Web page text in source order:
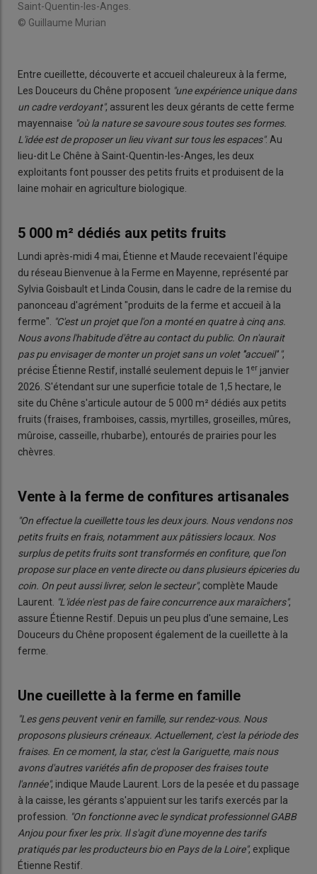
Saint-Quentin-les-Anges.
© Guillaume Murian
Entre cueillette, découverte et accueil chaleureux à la ferme,
Les Douceurs du Chêne proposent "une expérience unique dans
un cadre verdoyant", assurent les deux gérants de cette ferme
mayennaise "où la nature se savoure sous toutes ses formes.
L'idée est de proposer un lieu vivant sur tous les espaces". Au
lieu-dit Le Chêne à Saint-Quentin-les-Anges, les deux
exploitants font pousser des petits fruits et produisent de la
laine mohair en agriculture biologique.
5 000 m² dédiés aux petits fruits
Lundi après-midi 4 mai, Étienne et Maude recevaient l'équipe
du réseau Bienvenue à la Ferme en Mayenne, représenté par
Sylvia Goisbault et Linda Cousin, dans le cadre de la remise du
panonceau d'agrément "produits de la ferme et accueil à la
ferme". "C'est un projet que l'on a monté en quatre à cinq ans.
Nous avons l'habitude d'être au contact du public. On n'aurait
pas pu envisager de monter un projet sans un volet '''accueil'' ",
précise Étienne Restif, installé seulement depuis le 1 er janvier
2026. S'étendant sur une superficie totale de 1,5 hectare, le
site du Chêne s'articule autour de 5 000 m² dédiés aux petits
fruits (fraises, framboises, cassis, myrtilles, groseilles, mûres,
mûroise, casseille, rhubarbe), entourés de prairies pour les
chèvres.
Vente à la ferme de confitures artisanales
"On effectue la cueillette tous les deux jours. Nous vendons nos
petits fruits en frais, notammentaux pâtissiers locaux. Nos
surplus de petits fruits sont transformés en confiture, que l'on
propose sur place en vente directe oudans plusieurs épiceries du
coin . On peut aussi livrer, selon le secteur", complète Maude
Laurent. "L'idée n'est pas de faire concurrence aux maraîchers",
assure Étienne Restif. Depuis un peu plus d'une semaine, Les
Douceurs du Chêne proposent également de la cueillette à la
ferme.
Une cueillette à la ferme en famille
"Les gens peuvent venir en famille, sur rendez-vous. Nous
proposons plusieurs créneaux. Actuellement, c'est la période des
fraises. En ce moment, la star, c'est la Gariguette, mais nous
avons d'autres variétés afin de proposer des fraises toute
l'année", indique Maude Laurent. Lors de la pesée et du passage
à la caisse, les gérants s'appuient sur les tarifs exercés par la
profession. "On fonctionne avec le syndicat professionnel GABB
Anjou pour fixer les prix. Il s'agit d'une moyenne des tarifs
pratiqués par les producteurs bio en Pays de la Loire", explique
Étienne Restif.